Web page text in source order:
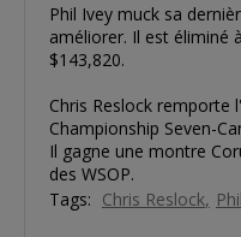
Phil Ivey muck sa
améliorer. Il est éliminé
$143,820.
Chris Reslock remporte
Championship Seven-
Il gagne une montre
des WSOP.
Tags: Chris Reslock